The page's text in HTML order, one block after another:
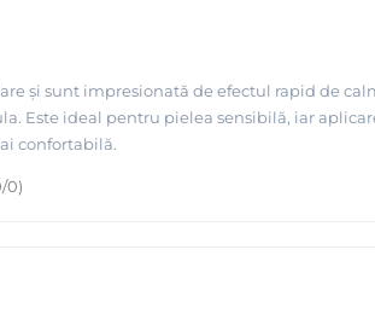
și sunt impresionată de efectul rapid de
Este ideal pentru pielea sensibilă, iar
confortabilă.
/0)